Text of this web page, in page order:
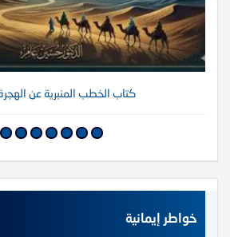
كتاب الخطب المنبرية عن الهجرة
خواطر إيمانية